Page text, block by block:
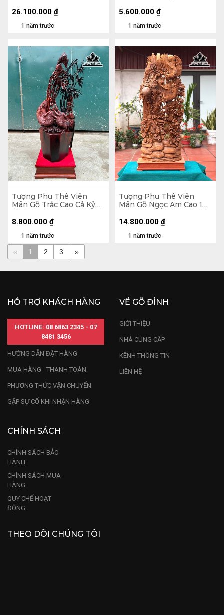
1 năm trước
26.100.000 ₫
1 năm trước
5.600.000 ₫
Tượng Phu Thê Viên
Mãn Gỗ Trắc Cao Cả Kỷ
- Kỷ Cao 10
1 năm trước
8.800.000 ₫
Tượng Phu Thê Viên
Mãn Gỗ Ngọc Am Cao 128
1 năm trước
14.800.000 ₫
« 1 2 3 »
HỖ TRỢ KHÁCH HÀNG
HOTLINE: 08 6863 2345 - 07
8481 3456
HƯỚNG DẪN ĐẶT HÀNG
MUA HÀNG - THANH TOÁN
PHƯƠNG THỨC VẬN CHUYỂN
GẶP SỰ CỐ KHI NHẬN HÀNG
VỀ GỖ ĐỈNH
GIỚI THIỆU
NHÀ CUNG CẤP
KÊNH THÔNG TIN
LIÊN HỆ
CHÍNH SÁCH
CHÍNH SÁCH BẢO
HÀNH
CHÍNH SÁCH MUA
HÀNG
QUY CHẾ HOẠT
ĐỘNG
THEO DÕI CHÚNG TÔI